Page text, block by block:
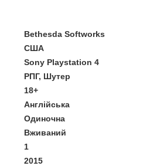
Bethesda Softworks
США
Sony Playstation 4
РПГ, Шутер
18+
Англійська
Одиночна
Вживаний
1
2015